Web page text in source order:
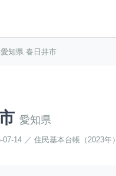
愛知県 春日井市
愛知県
07-14 ／ 住民基本台帳（2023年）